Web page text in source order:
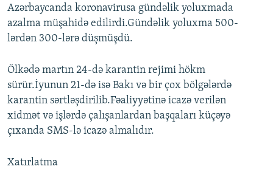
Azərbaycanda koronavirusa gündəlik yoluxmada
azalma müşahidə edilirdi.Gündəlik yoluxma 500-
lərdən 300-lərə düşmüşdü.
Ölkədə martın 24-də karantin rejimi hökm
sürür.İyunun 21-də isə Bakı və bir çox bölgələrdə
karantin sərtləşdirilib.Fəaliyyətinə icazə verilən
xidmət və işlərdə çalışanlardan başqaları küçəyə
çıxanda SMS-lə icazə almalıdır.
Xatırlatma